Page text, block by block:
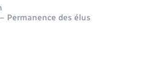
Permanence des élus